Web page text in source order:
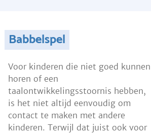
Babbelspel
Voor kinderen die niet goed kunnen
horen of een
taalontwikkelingsstoornis hebben,
is het niet altijd eenvoudig om
contact te maken met andere
kinderen. Terwijl dat juist ook voor